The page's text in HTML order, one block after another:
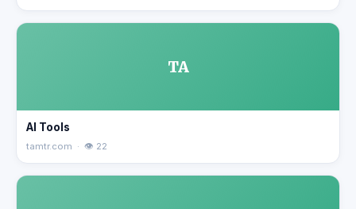
TA
AI Tools
tamtr.com · 👁 22